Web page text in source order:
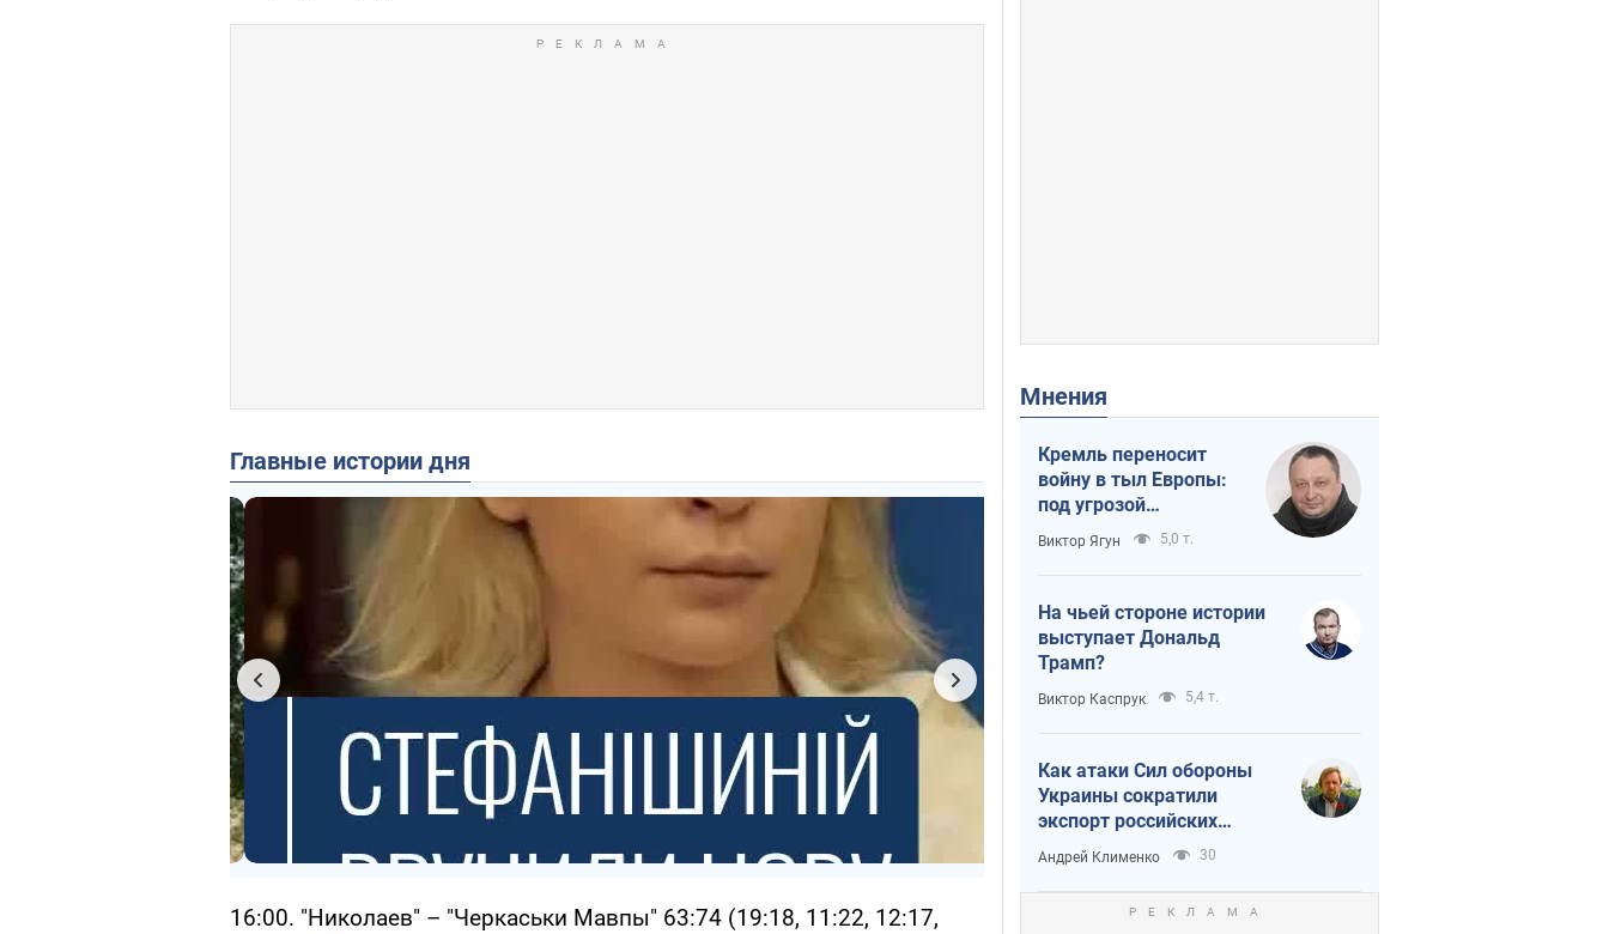
Главные истории дня
16:00. "Николаев" – "Черкаськи Мавпы" 63:74 (19:18, 11:22, 12:17,
Мнения
Кремль переносит
войну в тыл Европы:
под угрозой
критическая
логистика
Виктор Ягун 5,0 т.
На чьей стороне истории
выступает Дональд
Трамп?
Виктор Каспрук 5,4 т.
Как атаки Сил обороны
Украины сократили
экспорт российских
нефтепродуктов
Андрей Клименко 30